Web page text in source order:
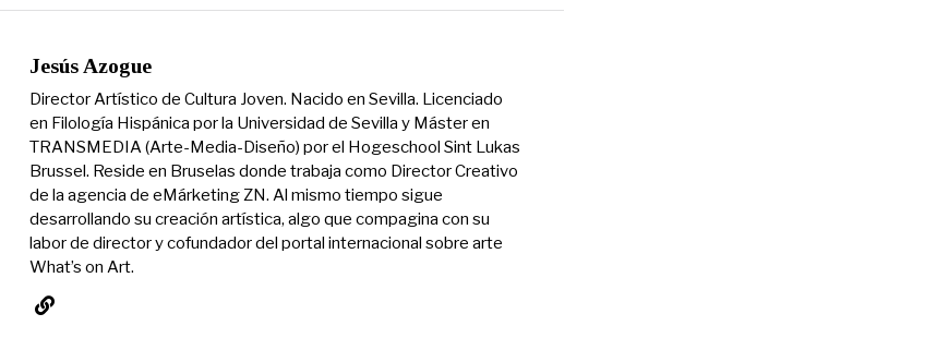
Jesús Azogue
Director Artístico de Cultura Joven. Nacido en Sevilla. Licenciado
en Filología Hispánica por la Universidad de Sevilla y Máster en
TRANSMEDIA (Arte-Media-Diseño) por el Hogeschool Sint Lukas
Brussel. Reside en Bruselas donde trabaja como Director Creativo
de la agencia de eMárketing ZN. Al mismo tiempo sigue
desarrollando su creación artística, algo que compagina con su
labor de director y cofundador del portal internacional sobre arte
What’s on Art.